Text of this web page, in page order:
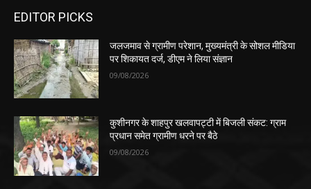
EDITOR PICKS
जलजमाव से ग्रामीण परेशान, मुख्यमंत्री के सोशल मीडिया
पर शिकायत दर्ज, डीएम ने लिया संज्ञान
09/08/2026
कुशीनगर के शाहपुर खलवापट्टी में बिजली संकट: ग्राम
प्रधान समेत ग्रामीण धरने पर बैठे
09/08/2026